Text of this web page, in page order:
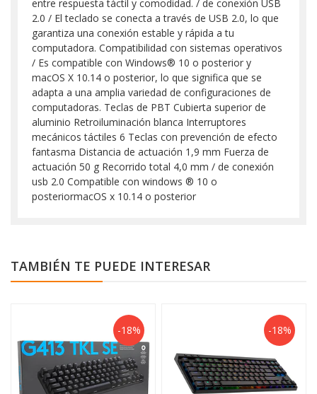
entre respuesta táctil y comodidad. / de conexión USB
2.0 / El teclado se conecta a través de USB 2.0, lo que
garantiza una conexión estable y rápida a tu
computadora. Compatibilidad con sistemas operativos
/ Es compatible con Windows® 10 o posterior y
macOS X 10.14 o posterior, lo que significa que se
adapta a una amplia variedad de configuraciones de
computadoras. Teclas de PBT Cubierta superior de
aluminio Retroiluminación blanca Interruptores
mecánicos táctiles 6 Teclas con prevención de efecto
fantasma Distancia de actuación 1,9 mm Fuerza de
actuación 50 g Recorrido total 4,0 mm / de conexión
usb 2.0 Compatible con windows ® 10 o
posteriormacOS x 10.14 o posterior
TAMBIÉN TE PUEDE INTERESAR
-18% -18%